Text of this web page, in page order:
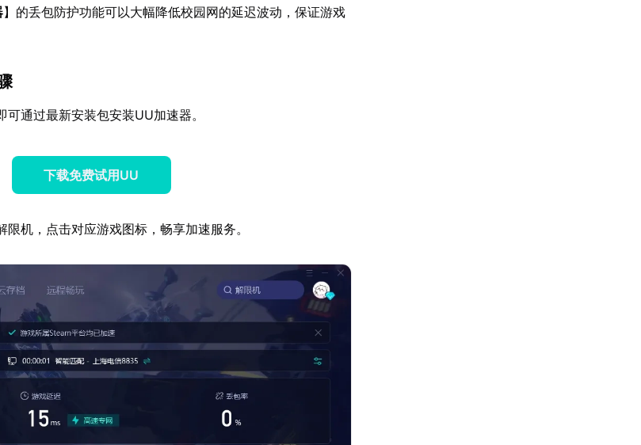
】的丢包防护功能可以大幅降低校园网的延迟波动，保证游戏
通过最新安装包安装UU加速器。
下载免费试用UU
机，点击对应游戏图标，畅享加速服务。